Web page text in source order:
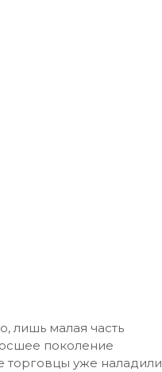
лишь малая часть
поколение
торговцы уже наладили